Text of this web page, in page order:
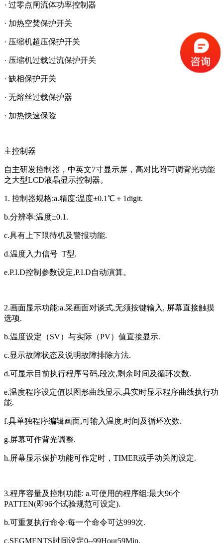
· 过零点闸流体功率控制器
· 加热空焚保护开关
· 压缩机超压保护开关
· 压缩机过载过流保护开关
· 缺相保护开关
· 无熔丝过载保护器
· 加热快速保险
主控制器
自主研发控制器，中英文7寸显示屏，高对比附可调背光功能
之大型LCD液晶显示控制器。
1. 控制器规格:a.精度:温度±0.1℃＋1digit.
b.分辨率:温度±0.1.
c.具有上下限待机及警报功能.
d.温度入力信号 T型.
e.P.I.D控制参数设定,P.I.D自动演算。
2.画面显示功能:a.采画面对谈式,无须按键输入, 屏幕直接触摸
选项.
b.温度设定（SV）与实际（PV）值直接显示.
c.显示故障状态及说明故障排除方法.
d.可显示目前执行程序号码,段次,剩余时间及循环次数.
e.温度程序设定值以图形曲线显示,具实时显示程序曲线执行功
能.
f.具单独程序编辑画面,可输入温度,时间及循环次数.
g.屏幕可作背光调整.
h.屏幕显示保护功能可作定时，TIMER或手动关闭设定.
3.程序容量及控制功能: a.可使用的程序组:最大96个
PATTEN(即96个试验规范可设定).
b.可重复执行命令:每一个命令可达999次.
c.SEGMENTS时间设定0--99Hour59Min.